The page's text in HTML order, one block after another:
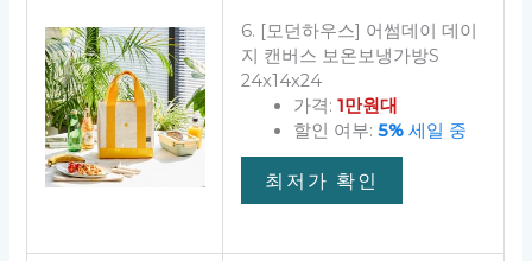
6. [모던하우스] 어썸데이 데이
지 캔버스 보온보냉가방S
24x14x24
가격: 1만원대
할인 여부: 5%세일 중
최저가 확인